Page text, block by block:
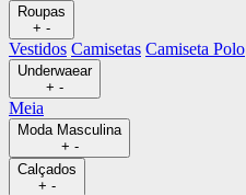
Roupas
+ -
Vestidos Camisetas Camiseta Polo
Underwaear
+ -
Meia
Moda Masculina
+ -
Calçados
+ -